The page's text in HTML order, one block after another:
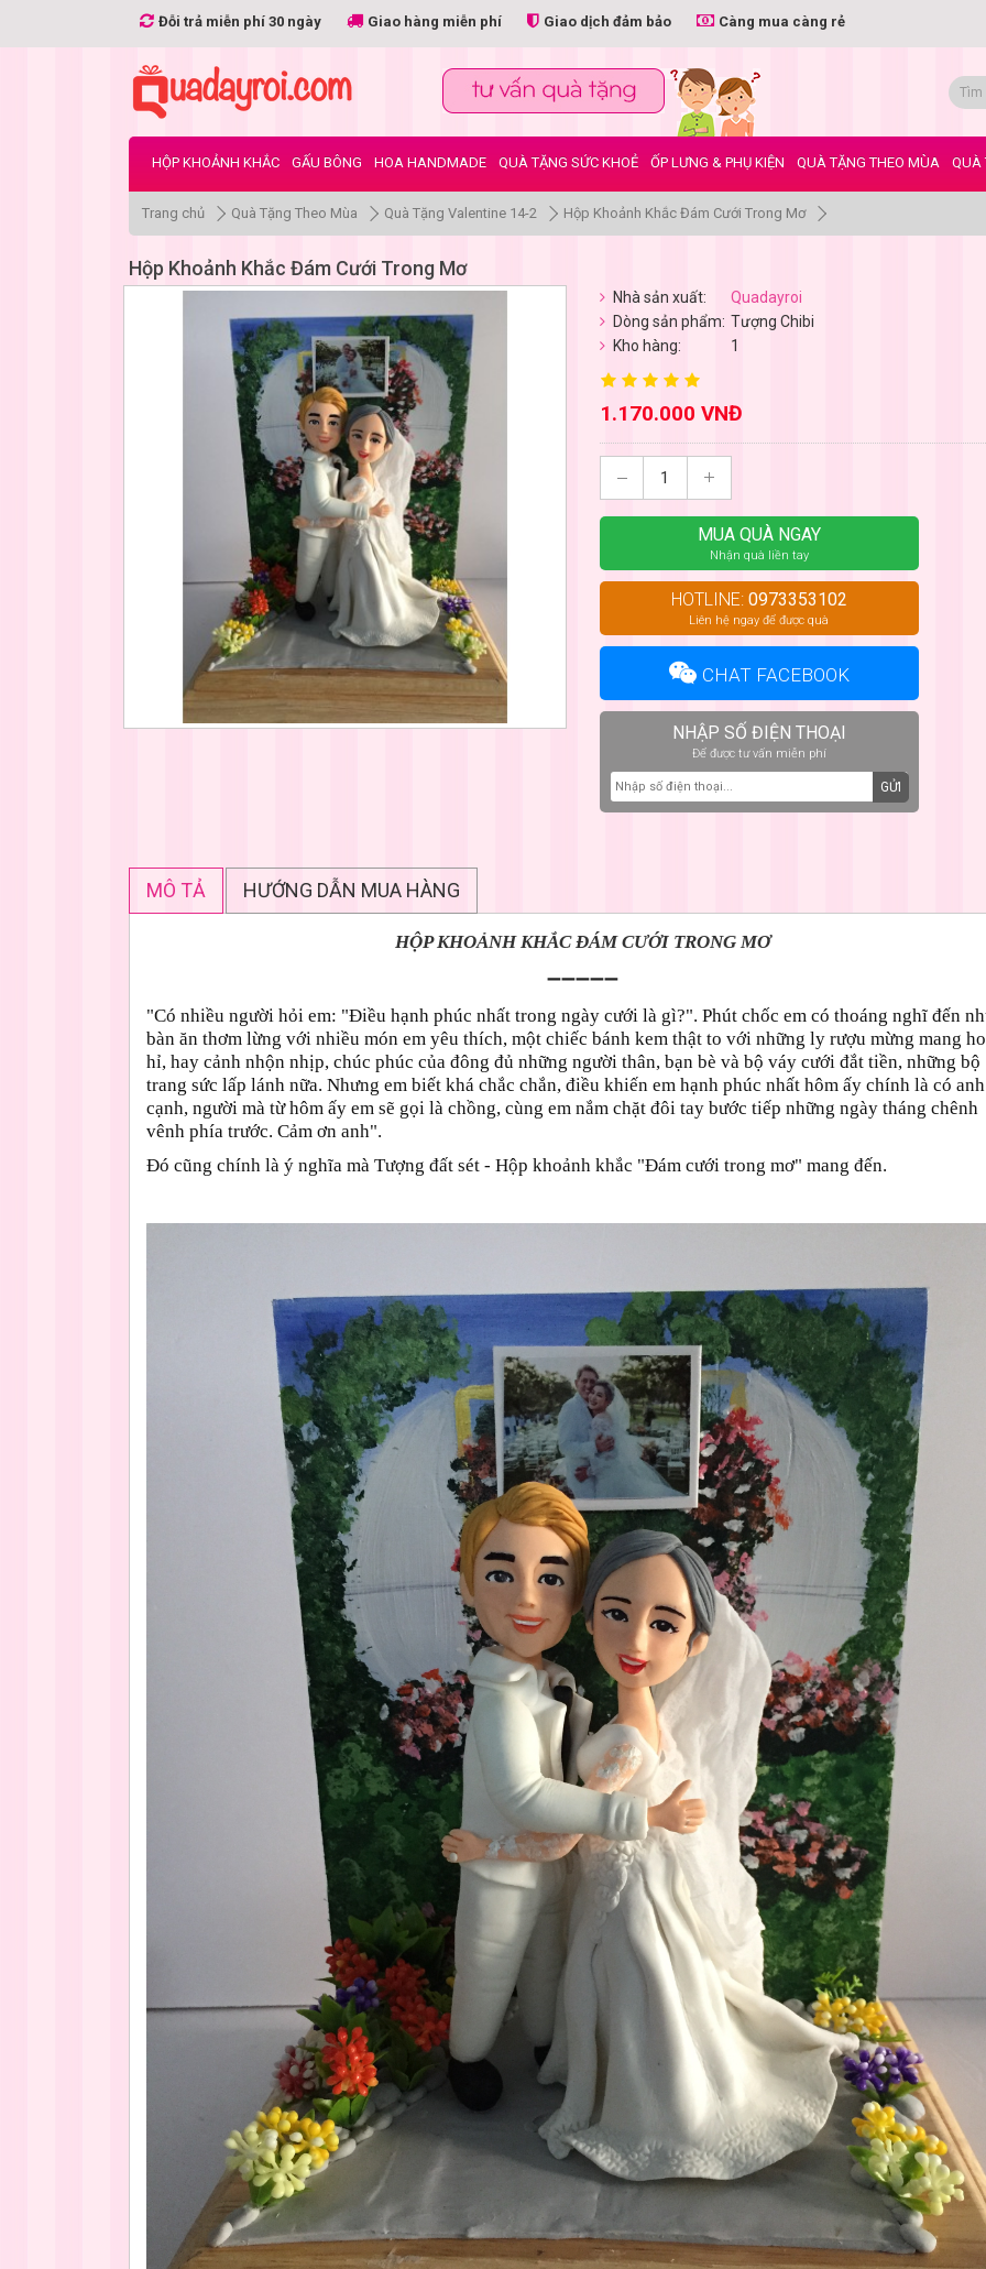
Đỗi trả miễn phí 30 ngày Giao hàng miễn phí Giao dịch đảm bảo Càng mua càng rẻ
HỘP KHOẢNH KHẮC GẤU BÔNG HOA HANDMADE QUÀ TẶNG SỨC KHOẺ ỐP LƯNG & PHỤ KIỆN QUÀ TẶNG THEO MÙA QUÀ
Trang chủ Quà Tặng Theo Mùa Quà Tặng Valentine 14-2 Hộp Khoảnh Khắc Đám Cưới Trong Mơ
Hộp Khoảnh Khắc Đám Cưới Trong Mơ
Nhà sản xuất:
Quadayroi
Dòng sản phẩm: Tượng Chibi
Kho hàng:
1
1.170.000 VNĐ
MUA QUÀ NGAY
Nhận quà liền tay
HOTLINE: 0973353102
Liên hệ ngay để được quà
CHAT FACEBOOK
NHẬP SỐ ĐIỆN THOẠI
Để được tư vấn miễn phí
GỬI
MÔ TẢ HƯỚNG DẪN MUA HÀNG
HỘP KHOẢNH KHẮC ĐÁM CƯỚI TRONG MƠ
➖➖➖➖➖
"Có nhiều người hỏi em: "Điều hạnh phúc nhất trong ngày cưới là gì?". Phút chốc em có thoáng nghĩ đến
bàn ăn thơm lừng với nhiều món em yêu thích, một chiếc bánh kem thật to với những ly rượu mừng mang
hỉ, hay cảnh nhộn nhịp, chúc phúc của đông đủ những người thân, bạn bè và bộ váy cưới đắt tiền, những bộ
trang sức lấp lánh nữa. Nhưng em biết khá chắc chắn, điều khiến em hạnh phúc nhất hôm ấy chính là có
cạnh, người mà từ hôm ấy em sẽ gọi là chồng, cùng em nắm chặt đôi tay bước tiếp những ngày tháng chênh
vênh phía trước. Cảm ơn anh".
Đó cũng chính là ý nghĩa mà Tượng đất sét - Hộp khoảnh khắc "Đám cưới trong mơ" mang đến.